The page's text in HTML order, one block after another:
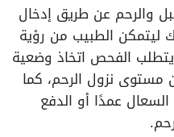
والرحم عن طريق إدخال
ليتمكن الطبيب من رؤية
الفحص اتخاذ وضعية
نزول الرحم، كما
عمدًا أو الدفع